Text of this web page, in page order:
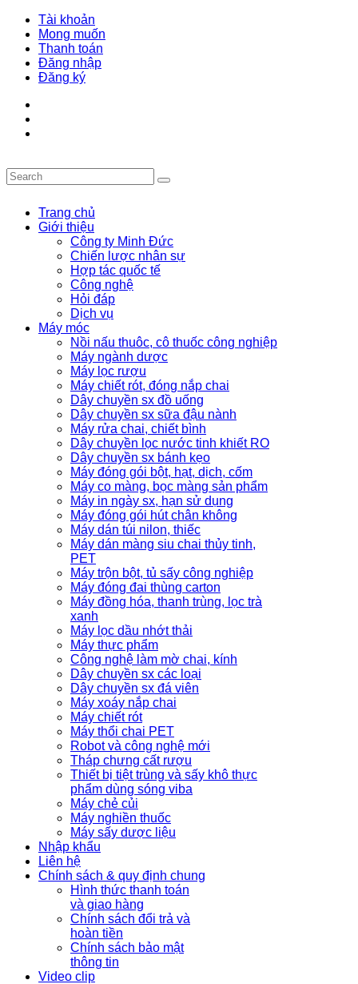
Tài khoản
Mong muốn
Thanh toán
Đăng nhập
Đăng ký
Trang chủ
Giới thiệu
Công ty Minh Đức
Chiến lược nhân sự
Hợp tác quốc tế
Công nghệ
Hỏi đáp
Dịch vụ
Máy móc
Nồi nấu thuôc, cô thuốc công nghiệp
Máy ngành dược
Máy lọc rượu
Máy chiết rót, đóng nắp chai
Dây chuyền sx đồ uống
Dây chuyền sx sữa đậu nành
Máy rửa chai, chiết bình
Dây chuyền lọc nước tinh khiết RO
Dây chuyền sx bánh kẹo
Máy đóng gói bột, hạt, dịch, cốm
Máy co màng, bọc màng sản phẩm
Máy in ngày sx, hạn sử dụng
Máy đóng gói hút chân không
Máy dán túi nilon, thiếc
Máy dán màng siu chai thủy tinh,
PET
Máy trộn bột, tủ sấy công nghiệp
Máy đóng đai thùng carton
Máy đồng hóa, thanh trùng, lọc trà
xanh
Máy lọc dầu nhớt thải
Máy thực phẩm
Công nghệ làm mờ chai, kính
Dây chuyền sx các loại
Dây chuyền sx đá viên
Máy xoáy nắp chai
Máy chiết rót
Máy thổi chai PET
Robot và công nghệ mới
Tháp chưng cất rượu
Thiết bị tiệt trùng và sấy khô thực
phẩm dùng sóng viba
Máy chẻ củi
Máy nghiền thuốc
Máy sấy dược liệu
Nhập khẩu
Liên hệ
Chính sách & quy định chung
Hình thức thanh toán
và giao hàng
Chính sách đổi trả và
hoàn tiền
Chính sách bảo mật
thông tin
Video clip